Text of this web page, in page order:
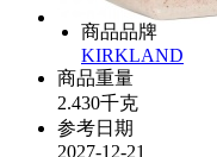
商品品牌
KIRKLAND
商品重量
2.430千克
参考日期
2027-12-21